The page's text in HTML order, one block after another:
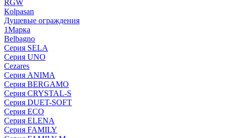
RGW
Кolpasan
Душевые ограждения
1Марка
Belbagno
Серия SELA
Серия UNO
Cezares
Серия ANIMA
Серия BERGAMO
Серия CRYSTAL-S
Серия DUET-SOFT
Серия ECO
Серия ELENA
Серия FAMILY